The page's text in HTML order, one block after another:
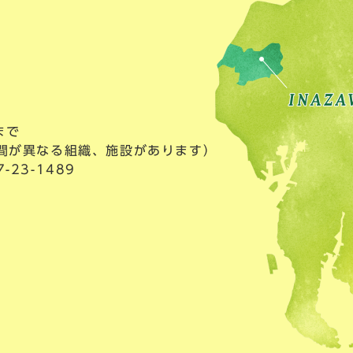
で
異なる組織、施設があります）
23-1489